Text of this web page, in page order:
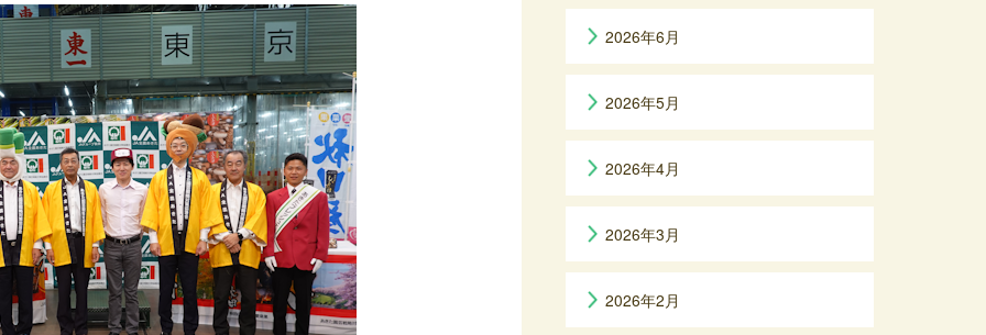
2026年6月
2026年5月
2026年4月
2026年3月
2026年2月